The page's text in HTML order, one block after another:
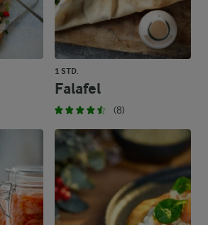
1 STD.
Falafel
(8)